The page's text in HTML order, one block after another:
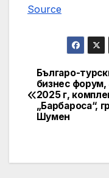
Source
Post
Българо-
бизнес форум,
2025 г,
„Барбароса“,
Шумен